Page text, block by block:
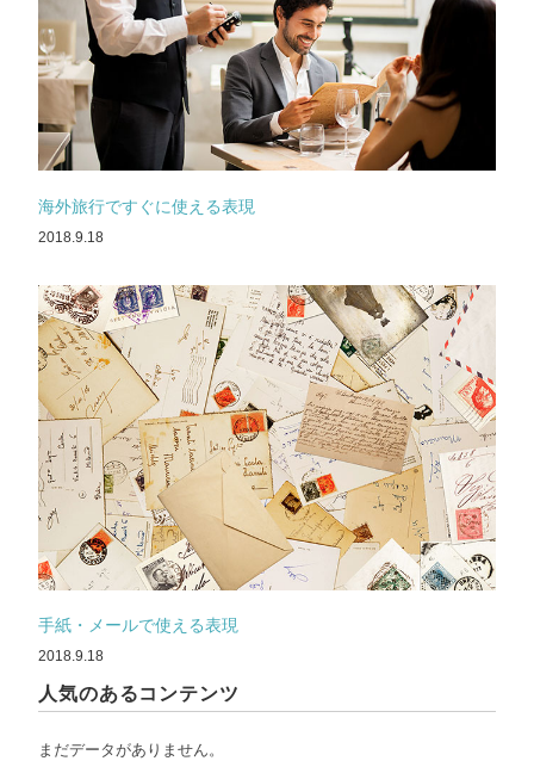
海外旅行ですぐに使える表現
2018.9.18
手紙・メールで使える表現
2018.9.18
人気のあるコンテンツ
まだデータがありません。